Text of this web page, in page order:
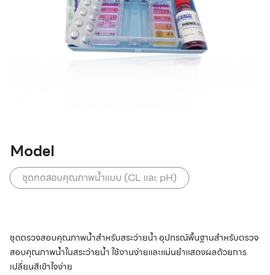
Model
ชุดทดสอบคุณภาพน้ำแบบ (CL และ pH)
ชุดตรวจสอบคุณภาพน้ำสำหรับสระว่ายน้ำ อุปกรณ์พื้นฐานสำหรับตรวจ
สอบคุณภาพน้ำในสระว่ายน้ำ ใช้งานง่ายและแม่นยำแสดงผลด้วยการ
เปลี่ยนสีเข้าใจง่าย